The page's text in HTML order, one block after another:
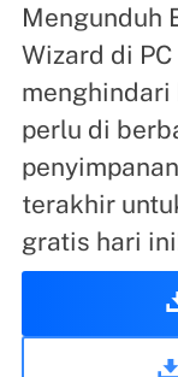
Mengunduh
Wizard di
perlu di
terakhir
gratis hari